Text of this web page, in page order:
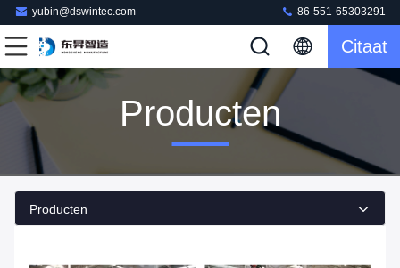
yubin@dswintec.com 86-551-65303291
Citaat
Producten
Producten